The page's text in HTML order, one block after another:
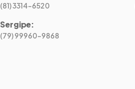
(81) 3314-6520
Sergipe:
(79) 99960-9868